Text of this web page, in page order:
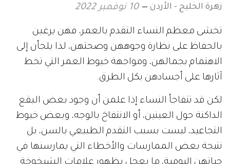
زهرة الخليج - الأردن 10 نوفمبر 2022
تخشى معظم النساء التقدم بالعمر، فهن يرغبن
بالحفاظ على نظارة وجوههن وصحتهن، لذا يلجأن إلى
الاهتمام بجمالهن، ومواجهة خيوط العمر التي تخط
آثارها على أجسادهن بكل الطرق.
لكن قد تتفاجأ النساء إذا علمن أن وجود بعض البقع
الداكنة حول العينين، أو الانتفاخ بالوجه، وبعض خيوط
التجاعيد، ليست بسبب التقدم الطبيعي بالسن، بل
نتيجة بعض الممارسات والأخطاء التي يمارسنها في